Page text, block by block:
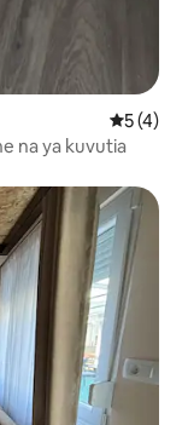
5 (4)
na ya kuvutia